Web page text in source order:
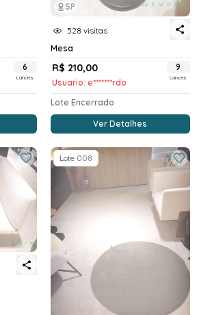
6
Lances
SP
528 visitas
Mesa
R$ 210,00
Usuario: e*******rdo
9
Lances
Lote Encerrado
Ver Detalhes
Lote 008